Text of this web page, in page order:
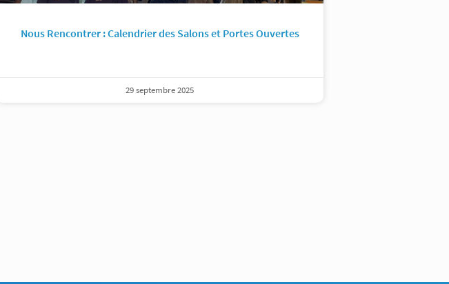
Nous Rencontrer : Calendrier des Salons et Portes Ouvertes
29 septembre 2025